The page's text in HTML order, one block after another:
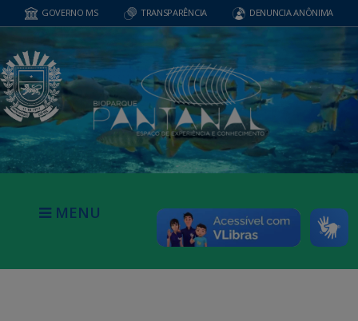
GOVERNO MS TRANSPARÊNCIA DENUNCIA ANÔNIMA
MENU